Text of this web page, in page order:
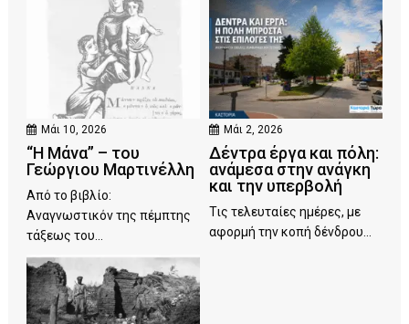
Μάι 10, 2026
“Η Μάνα” – του
Γεώργιου Μαρτινέλλη
Από το βιβλίο:
Αναγνωστικόν της πέμπτης
τάξεως του...
Μάι 2, 2026
Δέντρα έργα και πόλη:
ανάμεσα στην ανάγκη
και την υπερβολή
Τις τελευταίες ημέρες, με
αφορμή την κοπή δένδρου...